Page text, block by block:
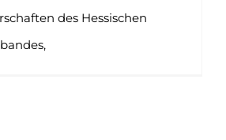
des Hessischen